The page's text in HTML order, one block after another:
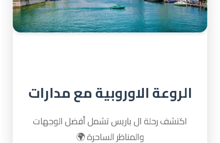
الروعة الاوروبية مع مدارات
اكتشف رحلة ال باريس تشمل أفضل الوجهات
والمناظر الساحرة 🌍